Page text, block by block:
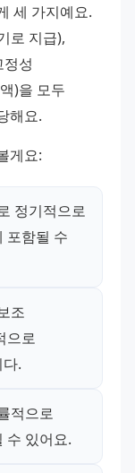
세 가지예요.
로 지급),
성
)을 모두
해요.
게요:
정기적으로
포함될 수
조
으로
.
적으로
수 있어요.